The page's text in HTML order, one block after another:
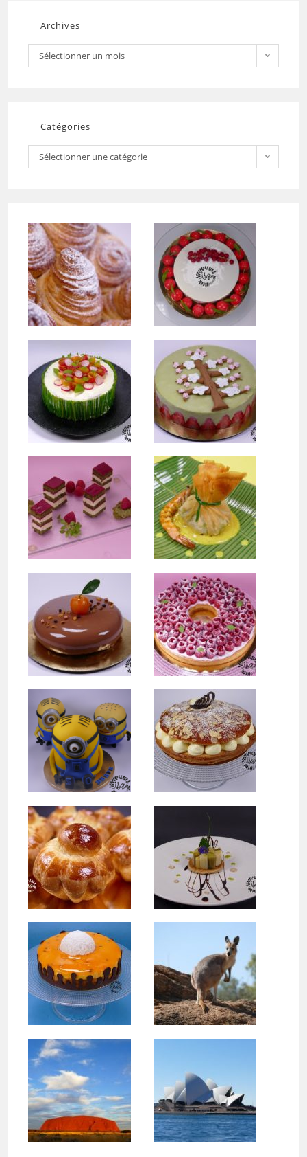
Archives
Sélectionner un mois
Catégories
Sélectionner une catégorie